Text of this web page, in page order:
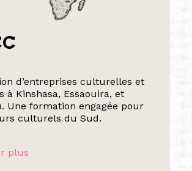
d’entreprises culturelles et
à Kinshasa, Essaouira, et
Une formation engagée pour
culturels du Sud.
plus